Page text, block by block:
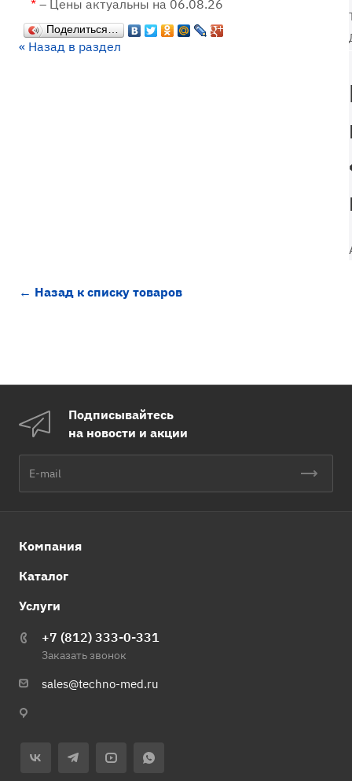
* – Цены актуальны на 06.08.26
Поделиться…
« Назад в раздел
← Назад к списку товаров
Подписывайтесь
на новости и акции
Компания
Каталог
Услуги
+7 (812) 333-0-331
Заказать звонок
sales@techno-med.ru